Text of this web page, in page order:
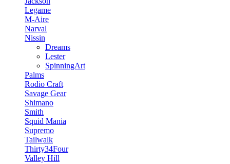
Legame
M-Aire
Narval
Nissin
Dreams
Lester
SpinningArt
Palms
Rodio Craft
Savage Gear
Shimano
Smith
Squid Mania
Supremo
Tailwalk
Thirty34Four
Valley Hill